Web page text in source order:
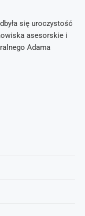
się uroczystość
asesorskie i
Adama